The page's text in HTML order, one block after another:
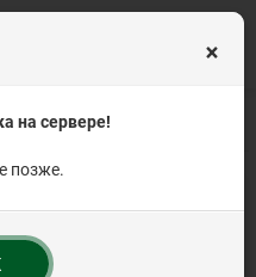
фасованные
×
на сервере!
позже.